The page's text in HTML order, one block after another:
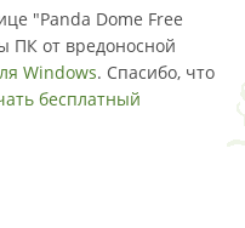
"Panda Dome Free
ПК от вредоносной
Windows. Спасибо, что
бесплатный